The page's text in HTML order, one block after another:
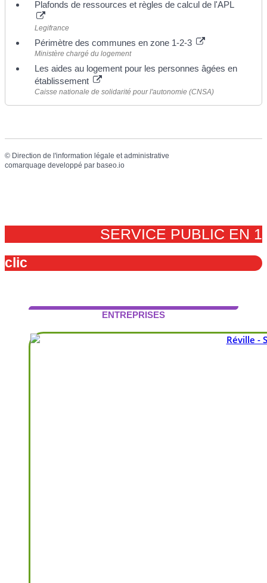
Plafonds de ressources et règles de calcul de l'APL
Legifrance
Périmètre des communes en zone 1-2-3
Ministère chargé du logement
Les aides au logement pour les personnes âgées en
établissement
Caisse nationale de solidarité pour l'autonomie (CNSA)
© Direction de l'information légale et administrative
comarquage developpé par baseo.io
SERVICE PUBLIC EN 1
clic
ENTREPRISES